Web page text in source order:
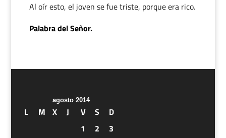
Al oír esto, el joven se fue triste, porque era rico.
Palabra del Señor.
agosto 2014
L M X J V S
D
1
2
3